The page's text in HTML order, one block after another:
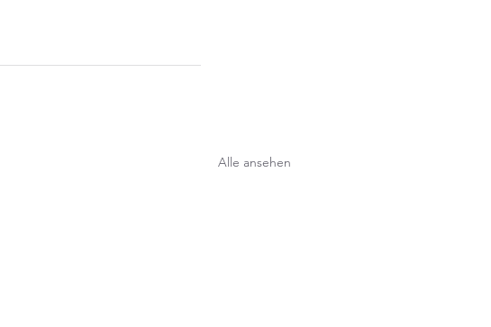
Alle ansehen